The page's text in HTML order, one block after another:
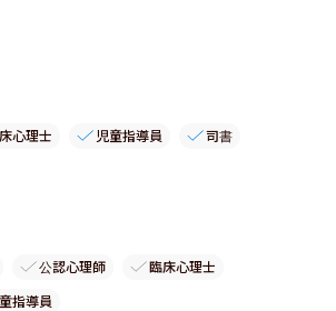
心理士 児童指導員 司書
公認心理師
臨床心理士
指導員